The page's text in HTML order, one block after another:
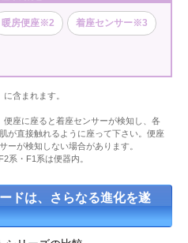
暖房便座※2 着座センサー※3
含まれます。
座に座ると着座センサーが検知し、各
が直接触れるように座って下さい。便座
ーが検知しない場合があります。
系・F1系は便器内。
ドは、さらなる進化を遂